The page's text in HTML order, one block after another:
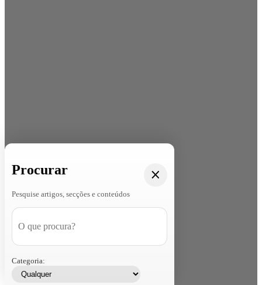
Procurar
Pesquise artigos, secções e conteúdos
Categoria: